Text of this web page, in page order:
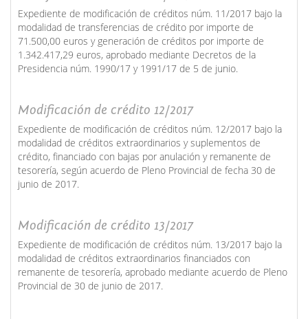
Expediente de modificación de créditos núm. 11/2017 bajo la
modalidad de transferencias de crédito por importe de
71.500,00 euros y generación de créditos por importe de
1.342.417,29 euros, aprobado mediante Decretos de la
Presidencia núm. 1990/17 y 1991/17 de 5 de junio.
Modificación de crédito 12/2017
Expediente de modificación de créditos núm. 12/2017 bajo la
modalidad de créditos extraordinarios y suplementos de
crédito, financiado con bajas por anulación y remanente de
tesorería, según acuerdo de Pleno Provincial de fecha 30 de
junio de 2017.
Modificación de crédito 13/2017
Expediente de modificación de créditos núm. 13/2017 bajo la
modalidad de créditos extraordinarios financiados con
remanente de tesorería, aprobado mediante acuerdo de Pleno
Provincial de 30 de junio de 2017.